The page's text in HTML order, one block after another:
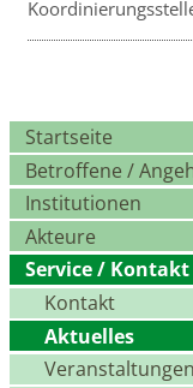
Navigation
überspringen
Startseite
Betroffene /
Institutionen
Akteure
Service / Kontakt
Kontakt
Aktuelles
Veranstaltungen